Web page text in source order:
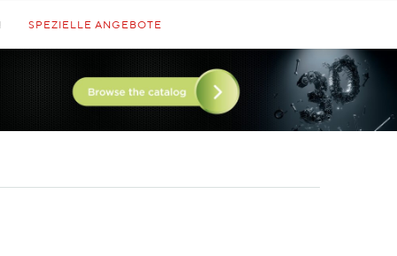
SPEZIELLE ANGEBOTE